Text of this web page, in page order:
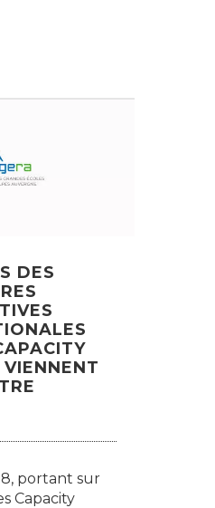
DES
portant sur
Capacity